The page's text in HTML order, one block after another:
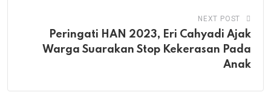
NEXT POST
Peringati HAN 2023, Eri Cahyadi Ajak
Warga Suarakan Stop Kekerasan Pada
Anak